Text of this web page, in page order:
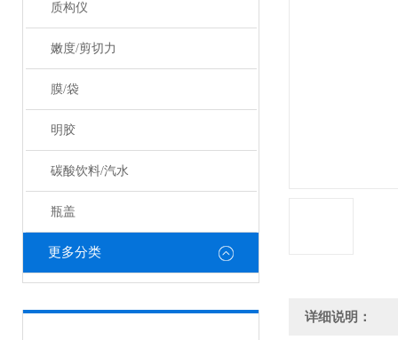
质构仪
嫩度/剪切力
膜/袋
明胶
碳酸饮料/汽水
瓶盖
更多分类
详细说明：